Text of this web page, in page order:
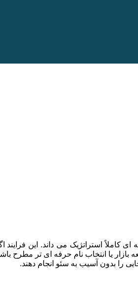
استراتژیک می داند. این فرایند
یا انتخاب نام حرفه ای تر مطرح
را بدون آسیب به سئو انجام دهند.